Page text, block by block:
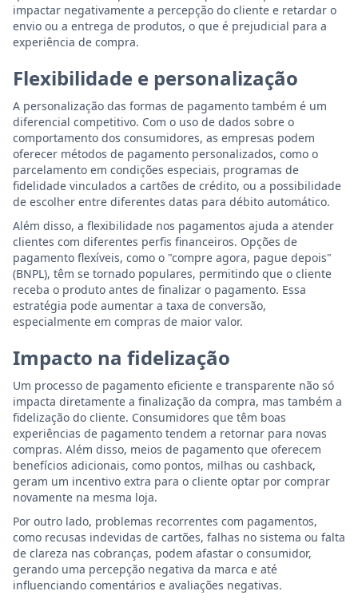
impactar negativamente a percepção do cliente e retardar o
envio ou a entrega de produtos, o que é prejudicial para a
experiência de compra.
Flexibilidade e personalização
A personalização das formas de pagamento também é um
diferencial competitivo. Com o uso de dados sobre o
comportamento dos consumidores, as empresas podem
oferecer métodos de pagamento personalizados, como o
parcelamento em condições especiais, programas de
fidelidade vinculados a cartões de crédito, ou a possibilidade
de escolher entre diferentes datas para débito automático.
Além disso, a flexibilidade nos pagamentos ajuda a atender
clientes com diferentes perfis financeiros. Opções de
pagamento flexíveis, como o "compre agora, pague depois"
(BNPL), têm se tornado populares, permitindo que o cliente
receba o produto antes de finalizar o pagamento. Essa
estratégia pode aumentar a taxa de conversão,
especialmente em compras de maior valor.
Impacto na fidelização
Um processo de pagamento eficiente e transparente não só
impacta diretamente a finalização da compra, mas também a
fidelização do cliente. Consumidores que têm boas
experiências de pagamento tendem a retornar para novas
compras. Além disso, meios de pagamento que oferecem
benefícios adicionais, como pontos, milhas ou cashback,
geram um incentivo extra para o cliente optar por comprar
novamente na mesma loja.
Por outro lado, problemas recorrentes com pagamentos,
como recusas indevidas de cartões, falhas no sistema ou falta
de clareza nas cobranças, podem afastar o consumidor,
gerando uma percepção negativa da marca e até
influenciando comentários e avaliações negativas.